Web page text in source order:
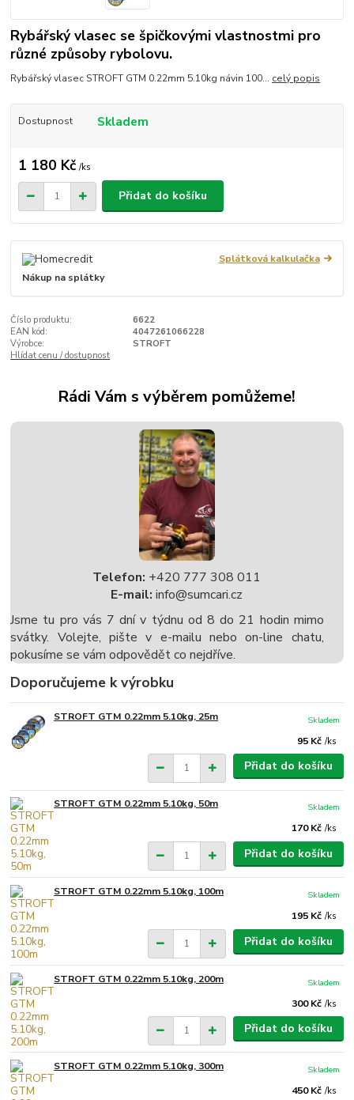
Rybářský vlasec se špičkovými vlastnostmi pro
různé způsoby rybolovu.
Rybářský vlasec STROFT GTM 0.22mm 5.10kg návin 100... celý popis
Dostupnost Skladem
1 180 Kč /ks
Přidat do košíku
Splátková kalkulačka
Nákup na splátky
Číslo produktu:
6622
EAN kód:
4047261066228
Výrobce:
STROFT
Hlídat cenu / dostupnost
Rádi Vám s výběrem pomůžeme!
Telefon: +420 777 308 011
E-mail: info@sumcari.cz
Jsme tu pro vás 7 dní v týdnu od 8 do 21 hodin mimo
svátky. Volejte, pište v e-mailu nebo on-line chatu,
pokusíme se vám odpovědět co nejdříve.
Doporučujeme k výrobku
STROFT GTM 0.22mm 5.10kg, 25m
95 Kč /ks
Skladem
Přidat do košíku
STROFT GTM 0.22mm 5.10kg, 50m
170 Kč /ks
Skladem
Přidat do košíku
STROFT GTM 0.22mm 5.10kg, 100m
195 Kč /ks
Skladem
Přidat do košíku
STROFT GTM 0.22mm 5.10kg, 200m
300 Kč /ks
Skladem
Přidat do košíku
STROFT GTM 0.22mm 5.10kg, 300m
450 Kč /ks
Skladem